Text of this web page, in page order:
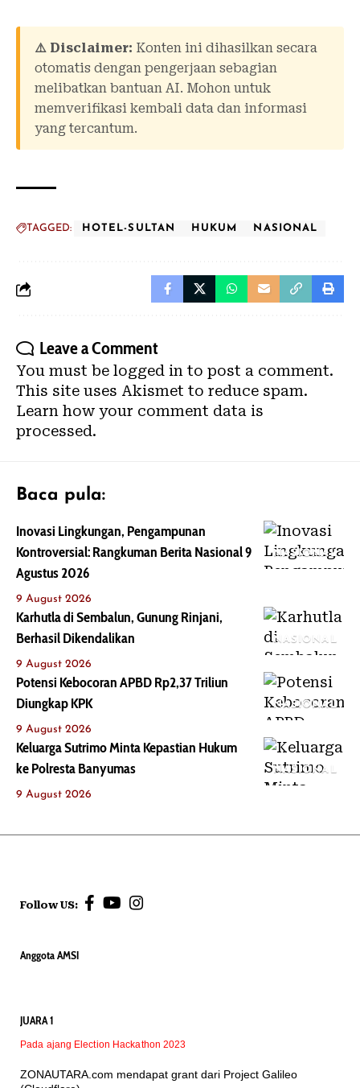
⚠️ Disclaimer: Konten ini dihasilkan secara
otomatis dengan pengerjaan sebagian
melibatkan bantuan AI. Mohon untuk
memverifikasi kembali data dan informasi
yang tercantum.
TAGGED: HOTEL-SULTAN HUKUM NASIONAL
Leave a Comment
You must be logged in to post a comment.
This site uses Akismet to reduce spam.
Learn how your comment data is
processed.
Baca pula:
NASIONAL
Inovasi Lingkungan, Pengampunan
Kontroversial: Rangkuman Berita Nasional 9
Agustus 2026
9 August 2026
NASIONAL
Karhutla di Sembalun, Gunung Rinjani,
Berhasil Dikendalikan
9 August 2026
NASIONAL
Potensi Kebocoran APBD Rp2,37 Triliun
Diungkap KPK
9 August 2026
NASIONAL
Keluarga Sutrimo Minta Kepastian Hukum
ke Polresta Banyumas
9 August 2026
Follow US:
Anggota AMSI
JUARA 1
Pada ajang Election Hackathon 2023
ZONAUTARA.com mendapat grant dari Project Galileo